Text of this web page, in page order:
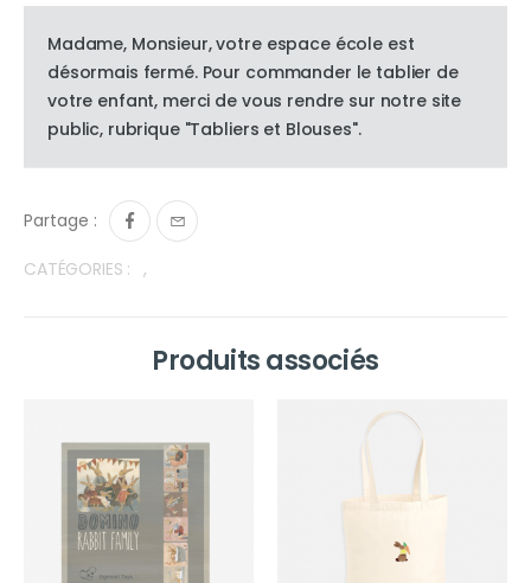
Madame, Monsieur, votre espace école est
désormais fermé. Pour commander le tablier de
votre enfant, merci de vous rendre sur notre site
public, rubrique "Tabliers et Blouses".
Partage :
CATÉGORIES : ,
Produits associés